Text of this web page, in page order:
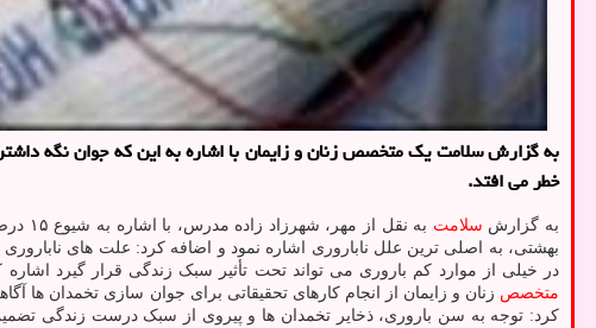
به گزارش سلامت یک متخصص زنان و زایمان با اشاره به این که جوان نگه
خطر می افتد.
به گزارش سلامت
بهشتی، به اصلی ترین علل ناباروری اشاره نمود و اضافه کرد: علت های
در خیلی از موارد کم باروری می تواند تحت تأثیر سبک زندگی قرار گیرد
متخصص زنان و زایمان از انجام کارهای تحقیقاتی برای جوان سازی تخمدان ها
کرد: توجه به سن باروری، ذخایر تخمدان ها و پیروی از سبک درست زندگی